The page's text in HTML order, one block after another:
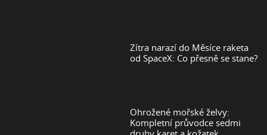
Zítra narazí do Měsíce raketa
od SpaceX: Co přesně se stane?
Ohrožené mořské želvy:
Kompletní průvodce sedmi